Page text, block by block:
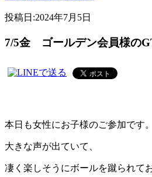
投稿日:2024年7月5日
7/5金 ゴールデン会員様の
本日も女性にお子様のご参加です。
大きな声が出ていて、
凄く楽しそうにボールを蹴られて